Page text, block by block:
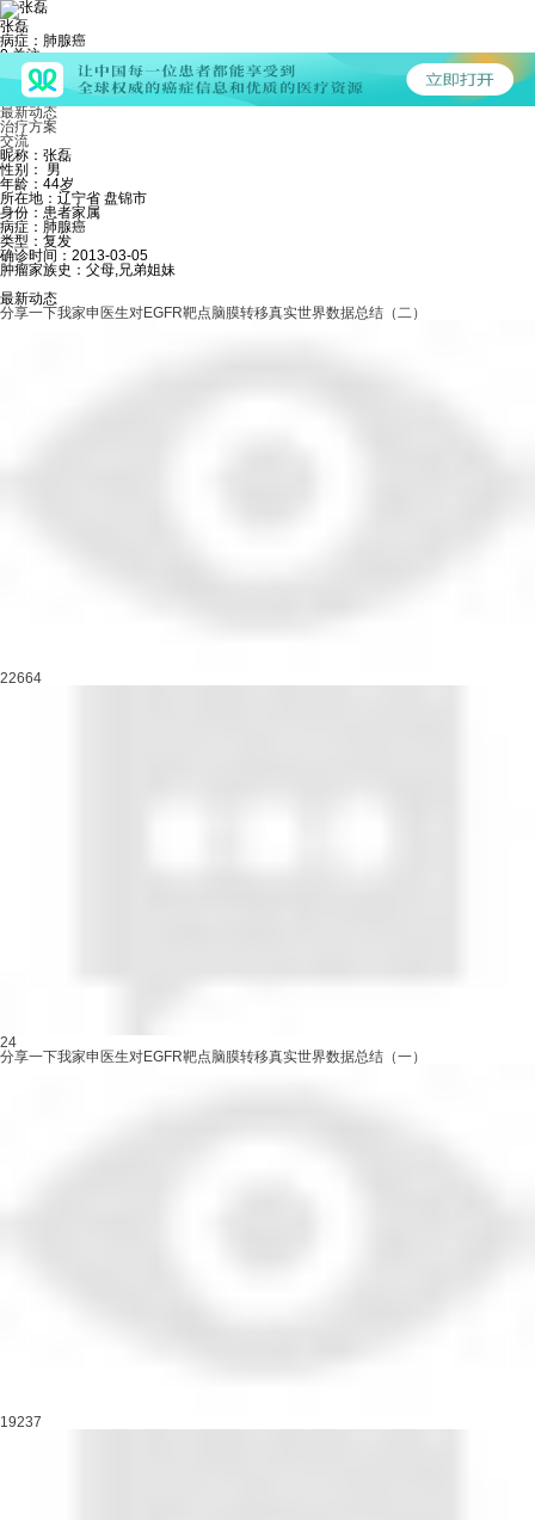
张磊
病症：肺腺癌
0 关注
452 粉丝
18 发帖
个人主页
最新动态
治疗方案
交流
昵称：张磊
性别： 男
年龄：44岁
所在地：辽宁省 盘锦市
身份：患者家属
病症：肺腺癌
类型：复发
确诊时间：2013-03-05
肿瘤家族史：父母,兄弟姐妹
最新动态
分享一下我家申医生对EGFR靶点脑膜转移真实世界数据总结（二）
22664
24
分享一下我家申医生对EGFR靶点脑膜转移真实世界数据总结（一）
19237